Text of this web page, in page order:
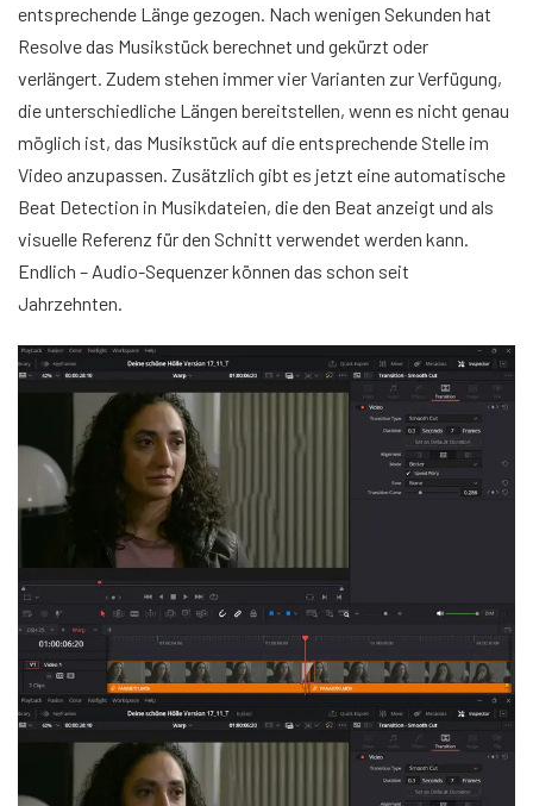
entsprechende Länge gezogen. Nach wenigen Sekunden hat
Resolve das Musikstück berechnet und gekürzt oder
verlängert. Zudem stehen immer vier Varianten zur Verfügung,
die unterschiedliche Längen bereitstellen, wenn es nicht genau
möglich ist, das Musikstück auf die entsprechende Stelle im
Video anzupassen. Zusätzlich gibt es jetzt eine automatische
Beat Detection in Musikdateien, die den Beat anzeigt und als
visuelle Referenz für den Schnitt verwendet werden kann.
Endlich – Audio-Sequenzer können das schon seit
Jahrzehnten.